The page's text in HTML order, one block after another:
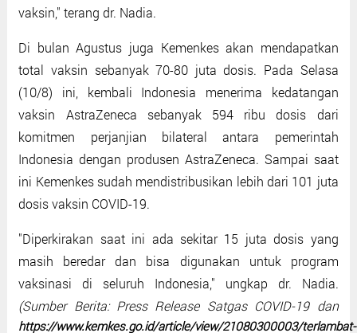
vaksin," terang dr. Nadia.
Di bulan Agustus juga Kemenkes akan mendapatkan
total vaksin sebanyak 70-80 juta dosis. Pada Selasa
(10/8) ini, kembali Indonesia menerima kedatangan
vaksin AstraZeneca sebanyak 594 ribu dosis dari
komitmen perjanjian bilateral antara pemerintah
Indonesia dengan produsen AstraZeneca. Sampai saat
ini Kemenkes sudah mendistribusikan lebih dari 101 juta
dosis vaksin COVID-19.
"Diperkirakan saat ini ada sekitar 15 juta dosis yang
masih beredar dan bisa digunakan untuk program
vaksinasi di seluruh Indonesia," ungkap dr. Nadia.
(Sumber Berita: Press Release Satgas COVID-19 dan
https://www.kemkes.go.id/article/view/21080300003/terlambat-